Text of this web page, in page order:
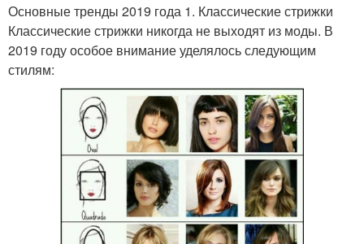
Основные тренды 2019 года 1. Классические стрижки
Классические стрижки никогда не выходят из моды. В
2019 году особое внимание уделялось следующим
стилям: